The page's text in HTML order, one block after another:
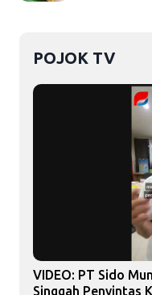
POJOK TV
VIDEO: PT Sido
Singgah Penyintas